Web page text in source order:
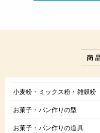
小麦粉・ミックス粉・雑穀粉
お菓子・パン作りの型
お菓子・パン作りの道具